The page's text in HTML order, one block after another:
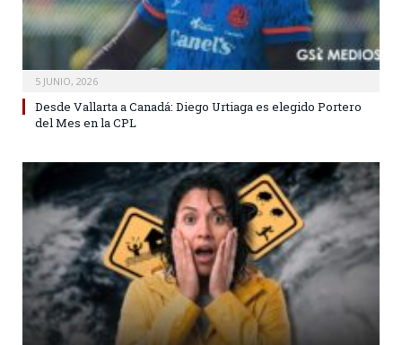
5 JUNIO, 2026
Desde Vallarta a Canadá: Diego Urtiaga es elegido Portero
del Mes en la CPL